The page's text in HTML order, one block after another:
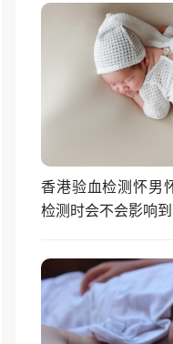
香港验血检测怀男
检测时会不会影响到